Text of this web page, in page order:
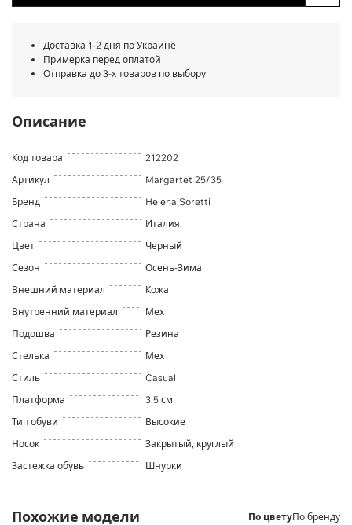
Доставка 1-2 дня по Украине
Примерка перед оплатой
Отправка до 3-х товаров по выбору
Описание
Код товара
212202
Артикул
Margartet 25/35
Бренд
Helena Soretti
Страна
Италия
Цвет
Черный
Сезон
Осень-Зима
Внешний материал
Кожа
Внутренний материал
Мех
Подошва
Резина
Стелька
Мех
Стиль
Casual
Платформа
3.5 см
Тип обуви
Высокие
Носок
Закрытый, круглый
Застежка обувь
Шнурки
Похожие модели По цветуПо бренду